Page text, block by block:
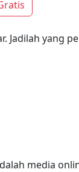
Jadilah yang
media